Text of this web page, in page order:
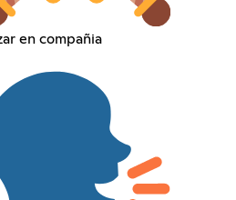
en compañia